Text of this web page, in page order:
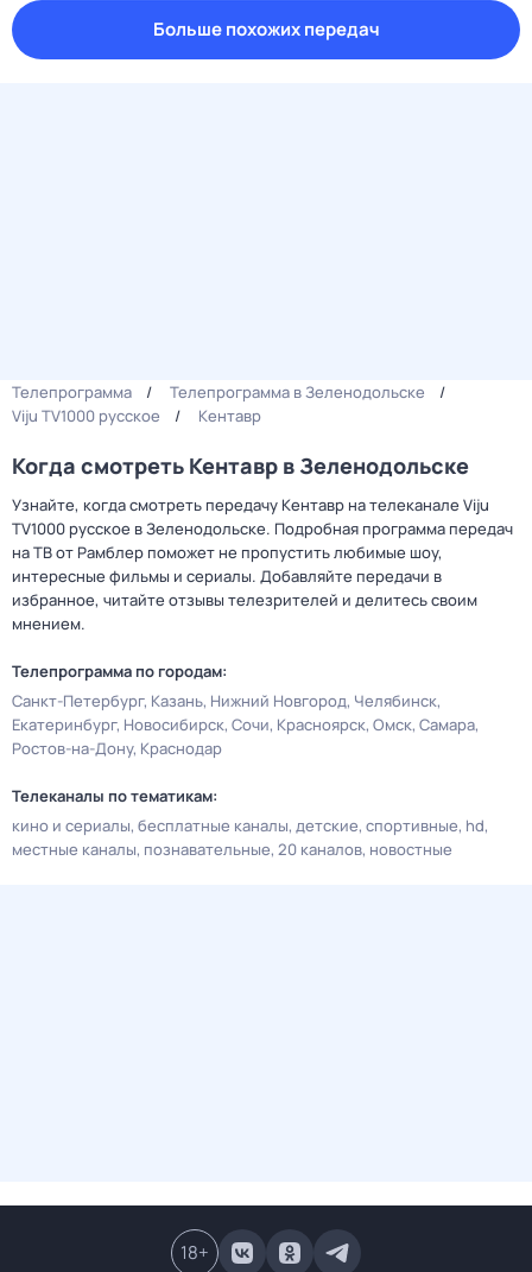
Больше похожих передач
Телепрограмма
Телепрограмма в Зеленодольске
Viju TV1000 русское
Кентавр
Когда смотреть Кентавр в Зеленодольске
Узнайте, когда смотреть передачу Кентавр на телеканале Viju
TV1000 русское в Зеленодольске. Подробная программа передач
на ТВ от Рамблер поможет не пропустить любимые шоу,
интересные фильмы и сериалы. Добавляйте передачи в
избранное, читайте отзывы телезрителей и делитесь своим
мнением.
Телепрограмма по городам:
Санкт-Петербург Казань Нижний Новгород Челябинск
Екатеринбург Новосибирск Сочи Красноярск Омск Самара
Ростов-на-Дону Краснодар
Телеканалы по тематикам:
кино и сериалы бесплатные каналы детские спортивные hd
местные каналы познавательные 20 каналов новостные
18+